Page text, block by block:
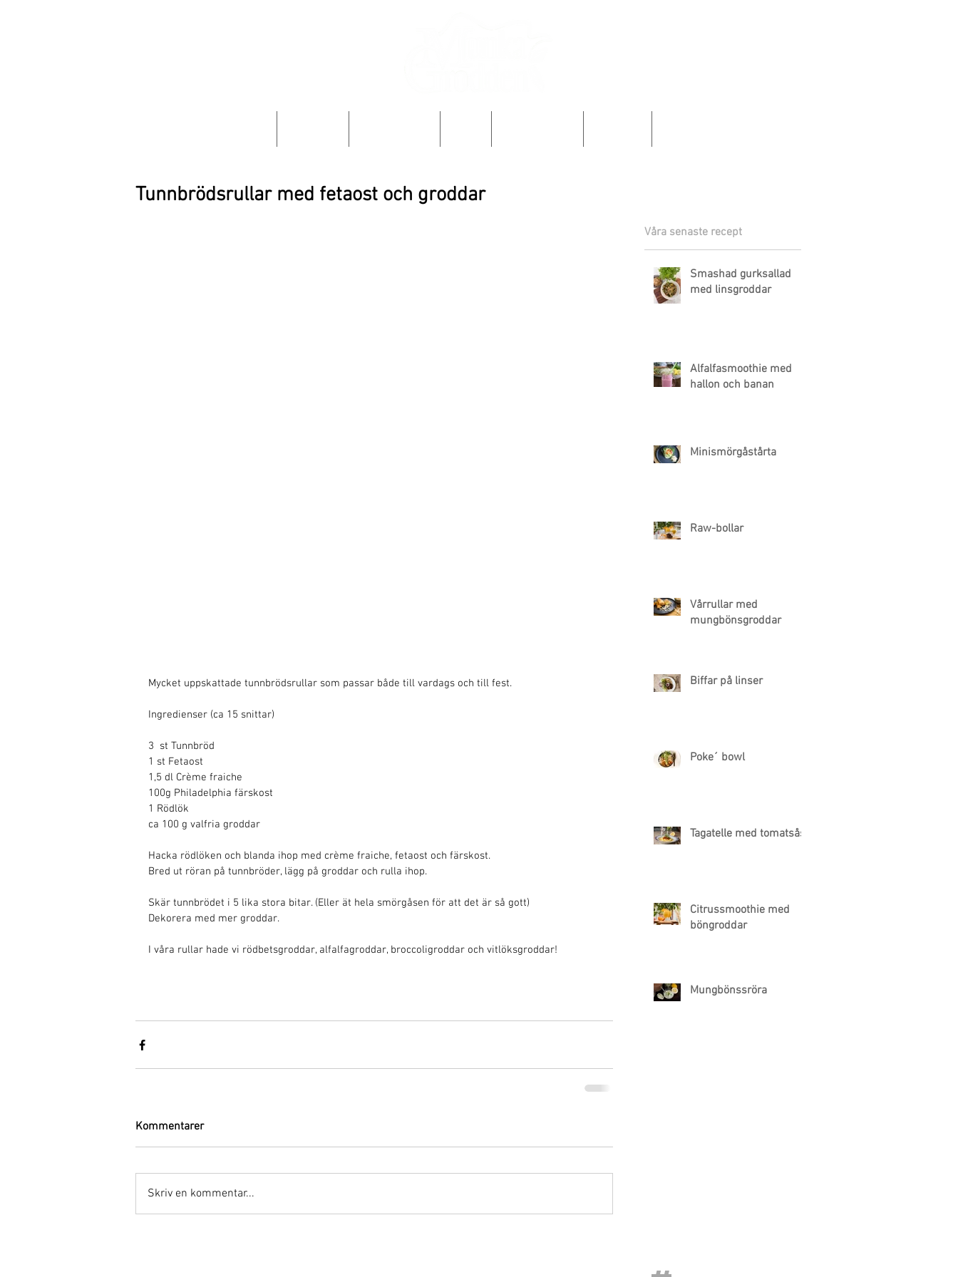
Tunnbrödsrullar med fetaost och groddar
Mycket uppskattade tunnbrödsrullar som passar både till vardags och till fest.
Ingredienser (ca 15 snittar)
3  st Tunnbröd
1 st Fetaost
1,5 dl Crème fraiche
100g Philadelphia färskost
1 Rödlök
ca 100 g valfria groddar
Hacka rödlöken och blanda ihop med crème fraiche, fetaost och färskost.
Bred ut röran på tunnbröder, lägg på groddar och rulla ihop.
Skär tunnbrödet i 5 lika stora bitar. (Eller ät hela smörgåsen för att det är så gott)
Dekorera med mer groddar.
I våra rullar hade vi rödbetsgroddar, alfalfagroddar, broccoligroddar och vitlöksgroddar!
Kommentarer
Skriv en kommentar...
Våra senaste recept
Smashad gurksallad
med linsgroddar
Alfalfasmoothie med
hallon och banan
Minismörgåstårta
Raw-bollar
Vårrullar med
mungbönsgroddar
Biffar på linser
Poke´ bowl
Tagatelle med tomatsås
Citrussmoothie med
böngroddar
Mungbönssröra